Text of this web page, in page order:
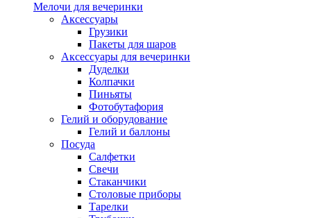
Мелочи для вечеринки
Аксессуары
Грузики
Пакеты для шаров
Аксессуары для вечеринки
Дуделки
Колпачки
Пиньяты
Фотобутафория
Гелий и оборудование
Гелий и баллоны
Посуда
Салфетки
Свечи
Стаканчики
Столовые приборы
Тарелки